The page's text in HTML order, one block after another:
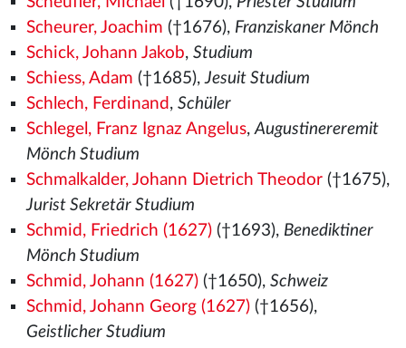
Scheurer, Joachim (†1676), Franziskaner Mönch
Schick, Johann Jakob, Studium
Schiess, Adam (†1685),Jesuit Studium
Schlech, Ferdinand , Schüler
Schlegel, Franz Ignaz Angelus,Augustinereremit
Mönch Studium
Schmalkalder, Johann Dietrich Theodor(†1675),
Jurist Sekretär Studium
Schmid, Friedrich (1627)(†1693), Benediktiner
Mönch Studium
Schmid, Johann (1627)(†1650), Schweiz
Schmid, Johann Georg (1627)(†1656),
Geistlicher Studium